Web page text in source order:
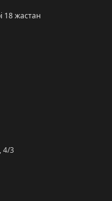
18 жастан
4/3